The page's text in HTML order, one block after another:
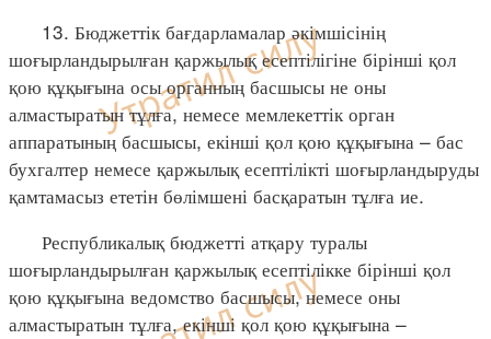
13. Бюджеттік бағдарламалар әкімшісінің
шоғырландырылған қаржылық есептілігіне бірінші қол
қою құқығына осы органның басшысы не оны
алмастыратын тұлға, немесе мемлекеттік орган
аппаратының басшысы, екінші қол қою құқығына – бас
бухгалтер немесе қаржылық есептілікті шоғырландыруды
қамтамасыз ететін бөлімшені басқаратын тұлға ие.
Республикалық бюджетті атқару туралы
шоғырландырылған қаржылық есептілікке бірінші қол
қою құқығына ведомство басшысы, немесе оны
алмастыратын тұлға, екінші қол қою құқығына –